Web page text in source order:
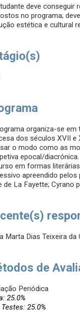
deve conseguir
no programa;
estética e cultural
organiza-se
dos séculos XVII e
o modo como as
epocal/
em formas
apreendido
de La Fayette; Cyrano
Marta Dias Teixeira
de
Periódica
25.0%
25.0%